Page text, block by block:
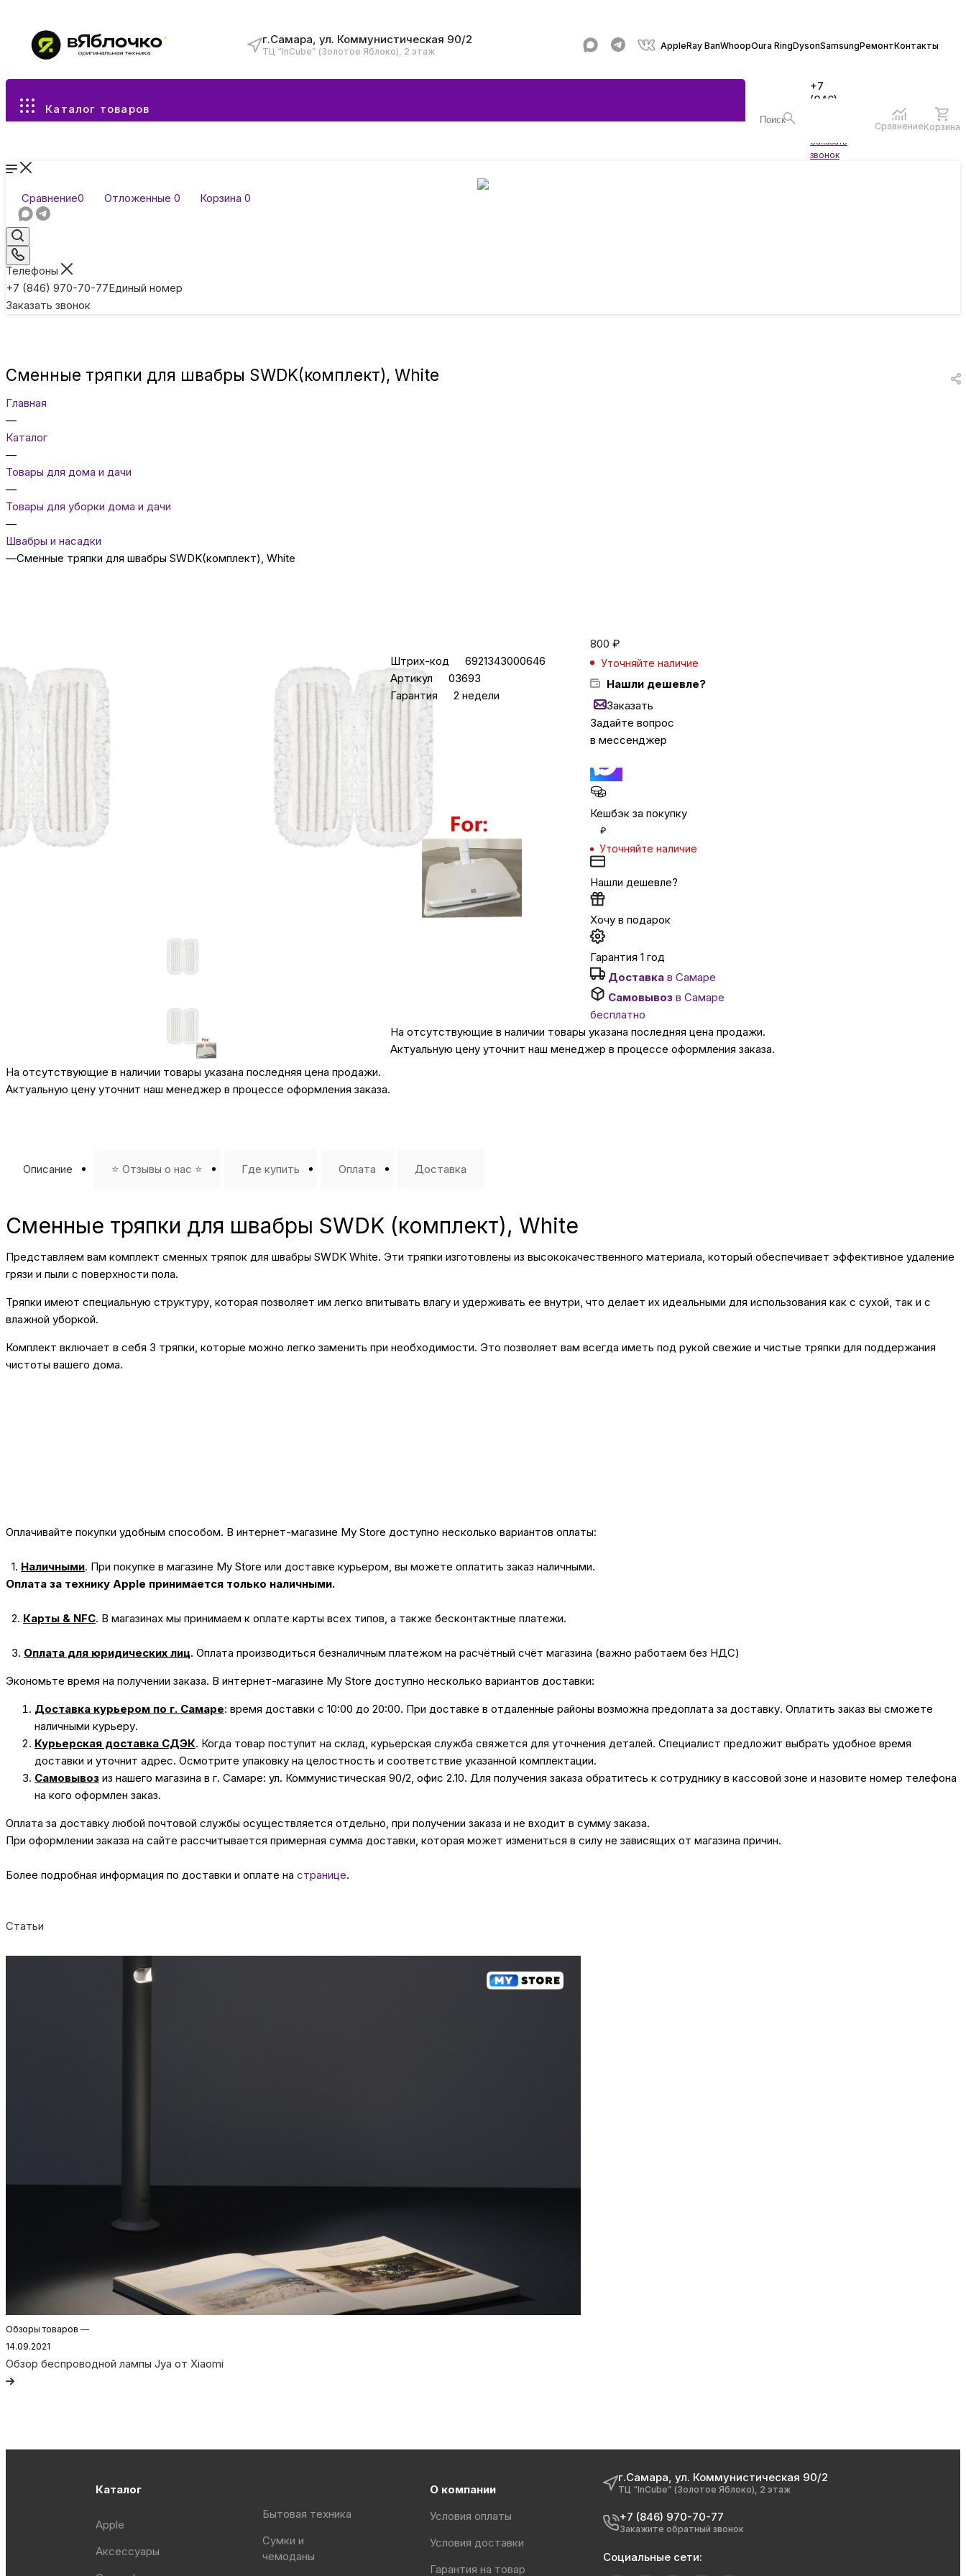
г.Самара, ул. Коммунистическая 90/2
ТЦ “InCube” (Золотое Яблоко), 2 этаж
AppleRay BanWhoopOura RingDysonSamsungРемонтКонтакты
Каталог товаров
+7
(846)
Заказать
звонок
СравнениеКорзина
Сравнение0 Отложенные 0 Корзина 0
Телефоны
+7 (846) 970-70-77Единый номер
Заказать звонок
Все разделы каталога
ТВ и проекторы
Бытовая техника
Красота и здоровье
Сумки и чемоданы
Для дома и дачи
Для домашних питомцев
Умный дом и безопасность
Автомобильные аксессуары
Сервисный центр Apple в Самаре
Сменные тряпки для швабры SWDK(комплект), White
Главная
—
Каталог
—
Товары для дома и дачи
—
Товары для уборки дома и дачи
—
Швабры и насадки
—Сменные тряпки для швабры SWDK(комплект), White
На отсутствующие в наличии товары указана последняя цена продажи.
Актуальную цену уточнит наш менеджер в процессе оформления заказа.
Штрих-код
6921343000646
Артикул
03693
Гарантия
2 недели
800 ₽
Уточняйте наличие
Нашли дешевле?
Заказать
Задайте вопрос
в мессенджер
Кешбэк за покупку
₽
Уточняйте наличие
Нашли дешевле?
Хочу в подарок
Гарантия 1 год
Доставка в Самаре
Самовывоз в Самаре
бесплатно
На отсутствующие в наличии товары указана последняя цена продажи.
Актуальную цену уточнит наш менеджер в процессе оформления заказа.
Описание ⭐️ Отзывы о нас ⭐️ Где купить Оплата Доставка
Сменные тряпки для швабры SWDK (комплект), White
Представляем вам комплект сменных тряпок для швабры SWDK White. Эти тряпки изготовлены из высококачественного материала, который обеспечивает эффективное удаление
грязи и пыли с поверхности пола.
Тряпки имеют специальную структуру, которая позволяет им легко впитывать влагу и удерживать ее внутри, что делает их идеальными для использования как с сухой, так и с
влажной уборкой.
Комплект включает в себя 3 тряпки, которые можно легко заменить при необходимости. Это позволяет вам всегда иметь под рукой свежие и чистые тряпки для поддержания
чистоты вашего дома.
Оплачивайте покупки удобным способом. В интернет-магазине My Store доступно несколько вариантов оплаты:
1. Наличными. При покупке в магазине My Store или доставке курьером, вы можете оплатить заказ наличными.
Оплата за технику Apple принимается только наличными.
2. Карты & NFC. В магазинах мы принимаем к оплате карты всех типов, а также бесконтактные платежи.
3. Оплата для юридических лиц. Оплата производиться безналичным платежом на расчётный счёт магазина (важно работаем без НДС)
Экономьте время на получении заказа. В интернет-магазине My Store доступно несколько вариантов доставки:
Доставка курьером по г. Самаре: время доставки с 10:00 до 20:00. При доставке в отдаленные районы возможна предоплата за доставку. Оплатить заказ вы сможете
наличными курьеру.
Курьерская доставка СДЭК. Когда товар поступит на склад, курьерская служба свяжется для уточнения деталей. Специалист предложит выбрать удобное время
доставки и уточнит адрес. Осмотрите упаковку на целостность и соответствие указанной комплектации.
Самовывоз из нашего магазина в г. Самаре: ул. Коммунистическая 90/2, офис 2.10. Для получения заказа обратитесь к сотруднику в кассовой зоне и назовите номер телефона
на кого оформлен заказ.
Оплата за доставку любой почтовой службы осуществляется отдельно, при получении заказа и не входит в сумму заказа.
При оформлении заказа на сайте рассчитывается примерная сумма доставки, которая может измениться в силу не зависящих от магазина причин.
Более подробная информация по доставки и оплате на странице.
Статьи
Обзоры товаров —
14.09.2021
Обзор беспроводной лампы Jya от Xiaomi
Каталог
Apple
Аксессуары
Бытовая техника
Сумки и
чемоданы
О компании
Условия оплаты
Условия доставки
Гарантия на товар
г.Самара, ул. Коммунистическая 90/2
ТЦ “InCube” (Золотое Яблоко), 2 этаж
+7 (846) 970-70-77
Закажите обратный звонок
Социальные сети: